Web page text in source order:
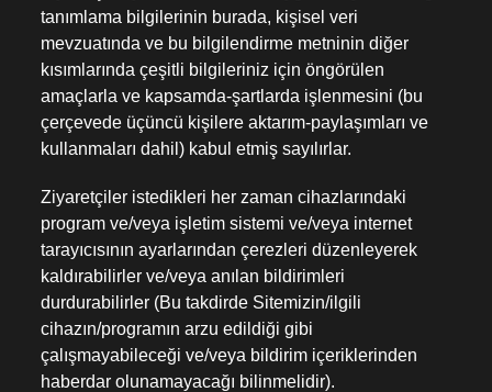
tanımlama bilgilerinin burada, kişisel veri
mevzuatında ve bu bilgilendirme metninin diğer
kısımlarında çeşitli bilgileriniz için öngörülen
amaçlarla ve kapsamda-şartlarda işlenmesini (bu
çerçevede üçüncü kişilere aktarım-paylaşımları ve
kullanmaları dahil) kabul etmiş sayılırlar.
Ziyaretçiler istedikleri her zaman cihazlarındaki
program ve/veya işletim sistemi ve/veya internet
tarayıcısının ayarlarından çerezleri düzenleyerek
kaldırabilirler ve/veya anılan bildirimleri
durdurabilirler (Bu takdirde Sitemizin/ilgili
cihazın/programın arzu edildiği gibi
çalışmayabileceği ve/veya bildirim içeriklerinden
haberdar olunamayacağı bilinmelidir).